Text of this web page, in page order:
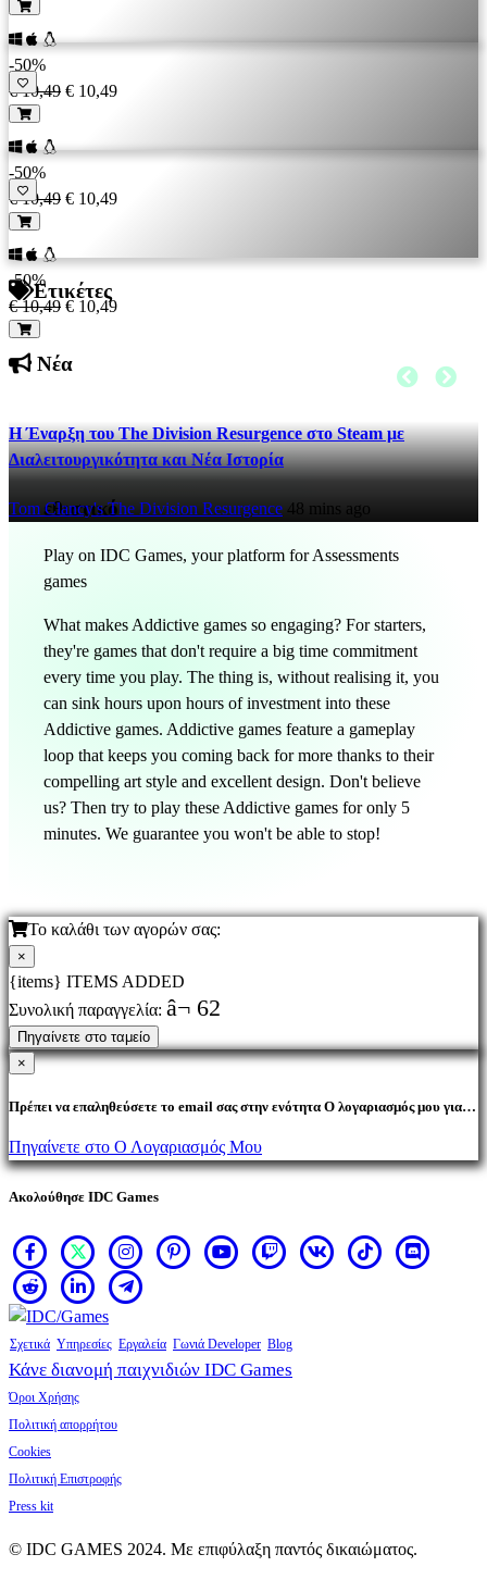
-50%
€ 10,49 € 10,49
-50%
€ 10,49 € 10,49
-50%
€ 10,49 € 10,49
Ετικέτες
Νέα
Η Έναρξη του The Division Resurgence στο Steam με
Διαλειτουργικότητα και Νέα Ιστορία
Tom Clancy's The Division Resurgence 48 mins ago
εθιστικό
Play on IDC Games, your platform for Assessments
games
What makes Addictive games so engaging? For starters,
they're games that don't require a big time commitment
every time you play. The thing is, without realising it, you
can sink hours upon hours of investment into these
Addictive games. Addictive games feature a gameplay
loop that keeps you coming back for more thanks to their
compelling art style and excellent design. Don't believe
us? Then try to play these Addictive games for only 5
minutes. We guarantee you won't be able to stop!
Το καλάθι των αγορών σας:
×
{items} ITEMS ADDED
Συνολική παραγγελία: â¬ 62
Πηγαίνετε στο ταμείο
×
Πρέπει να επαληθεύσετε το email σας στην ενότητα Ο λογαριασμός μου για
Πηγαίνετε στο Ο Λογαριασμός Μου
Ακολούθησε IDC Games
Σχετικά Υπηρεσίες Εργαλεία Γωνιά Developer Blog
Κάνε διανομή παιχνιδιών IDC Games
Όροι Χρήσης
Πολιτική απορρήτου
Cookies
Πολιτική Επιστροφής
Press kit
© IDC GAMES 2024. Με επιφύλαξη παντός δικαιώματος.